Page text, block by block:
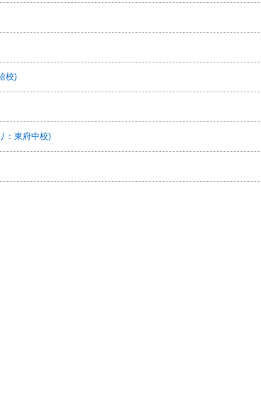
校)
：東府中校)